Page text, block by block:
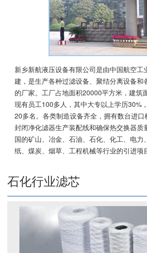
新乡新航液压设备有限公司是由中国航空工
建，是生产各种过滤设备、聚结分离设备和
的厂家。工厂占地面积20000平方米，建筑
现有员工100多人，其中大专以上学历30%
20多名。各类制造设备齐全，拥有数台进
封闭净化滤器生产装配线和确保热交换器质
国的矿山、冶金、石油、石化、化工、电力
纸、煤炭、烟草、工程机械等行业的引进项
厂内拥有一支技术扎实、工作经验丰富的研
力于提升产品品质，不断开发和制造领导时
学的经营理念、高雅的设计品味、可靠的质
后服务走向世界。目前我厂在企业内部建
体系，包括办公管理系统、客户关系管理系
统、文档管理系统以及网上内部数据库，使
能按用户所需的要求，在短的时间内提供高
石化行业滤芯